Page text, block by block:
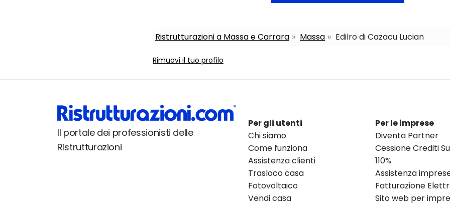
Ristrutturazioni a Massa e Carrara Massa Edilro di Cazacu Lucian
Rimuovi il tuo profilo
Il portale dei professionisti delle
Ristrutturazioni
Per gli utenti
Chi siamo
Come funziona
Assistenza clienti
Trasloco casa
Fotovoltaico
Vendi casa
Per le imprese
Diventa Partner
Cessione Crediti
110%
Assistenza
Fatturazione
Sito web per